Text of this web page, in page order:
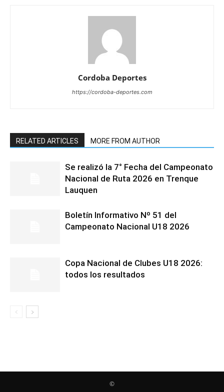
Cordoba Deportes
https://cordoba-deportes.com
RELATED ARTICLES MORE FROM AUTHOR
Se realizó la 7° Fecha del Campeonato
Nacional de Ruta 2026 en Trenque
Lauquen
Boletín Informativo Nº 51 del
Campeonato Nacional U18 2026
Copa Nacional de Clubes U18 2026:
todos los resultados
©